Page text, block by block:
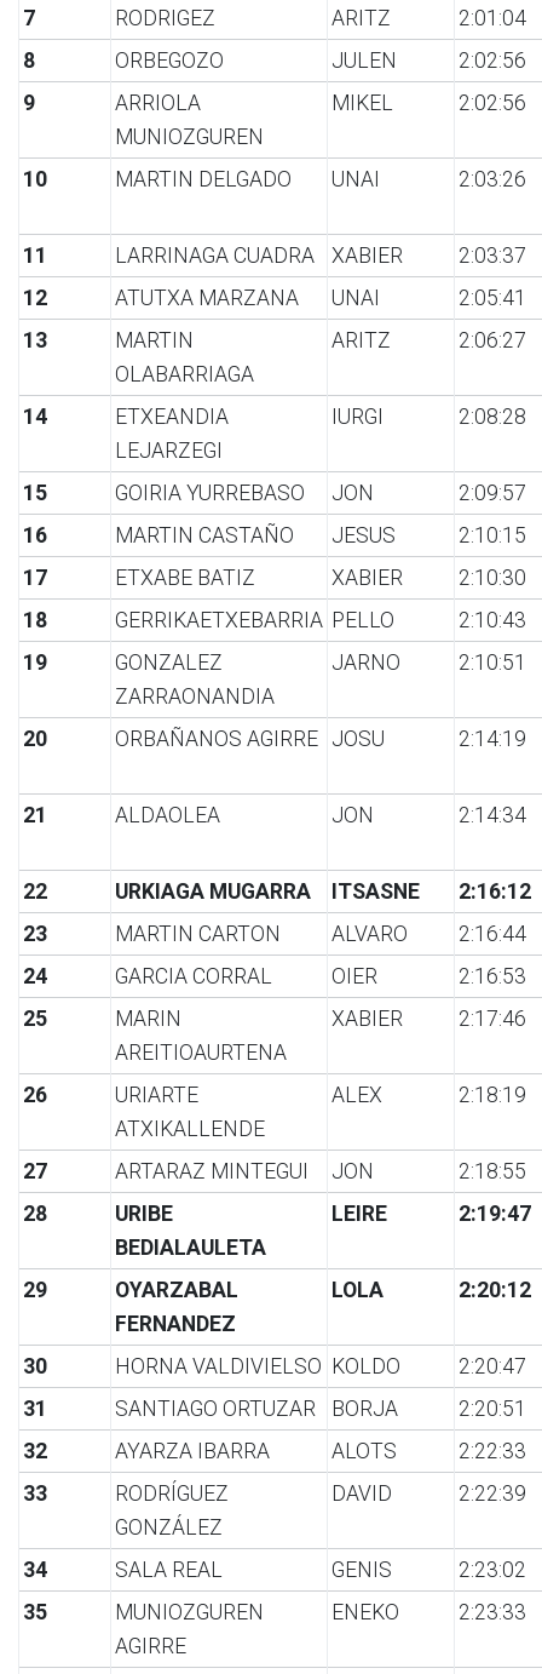
7 RODRIGEZ ARITZ
2:01:04
8
ORBEGOZO JULEN
2:02:56
9
ARRIOLA
MUNIOZGUREN
MIKEL 2:02:56
10 MARTIN DELGADO UNAI 2:03:26
11 LARRINAGA CUADRA XABIER
2:03:37
12
ATUTXA MARZANA UNAI
2:05:41
13
MARTIN
OLABARRIAGA
ARITZ 2:06:27
14
ETXEANDIA
LEJARZEGI
IURGI 2:08:28
15 GOIRIA YURREBASO JON
2:09:57
16
MARTIN CASTAÑO JESUS
2:10:15
17
ETXABE BATIZ XABIER
2:10:30
18
GERRIKAETXEBARRIA PELLO
2:10:43
19
GONZALEZ
ZARRAONANDIA
JARNO 2:10:51
20 ORBAÑANOS AGIRRE JOSU 2:14:19
21 ALDAOLEA JON 2:14:34
22 URKIAGA MUGARRA ITSASNE
2:16:12
23
MARTIN CARTON ALVARO
2:16:44
24
GARCIA CORRAL OIER
2:16:53
25
MARIN
AREITIOAURTENA
XABIER 2:17:46
26
URIARTE
ATXIKALLENDE
ALEX 2:18:19
27 ARTARAZ MINTEGUI JON
2:18:55
28
URIBE
BEDIALAULETA
LEIRE 2:19:47
29
OYARZABAL
FERNANDEZ
LOLA 2:20:12
30 HORNA VALDIVIELSO KOLDO
2:20:47
31
SANTIAGO ORTUZAR BORJA
2:20:51
32
AYARZA IBARRA ALOTS
2:22:33
33
RODRÍGUEZ
GONZÁLEZ
DAVID 2:22:39
34 SALA REAL GENIS
2:23:02
35
MUNIOZGUREN
AGIRRE
ENEKO 2:23:33